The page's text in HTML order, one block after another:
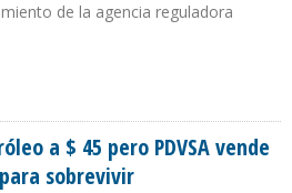
de la agencia reguladora
a $ 45 pero PDVSA vende
sobrevivir